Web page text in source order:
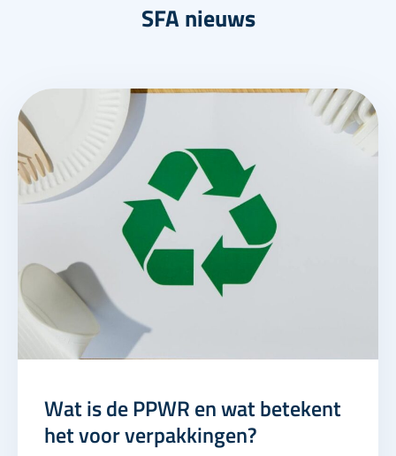
SFA nieuws
Wat is de PPWR en wat betekent
het voor verpakkingen?